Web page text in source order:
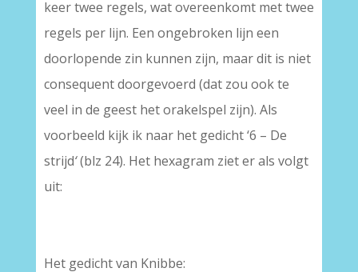
keer twee regels, wat overeenkomt met twee
regels per lijn. Een ongebroken lijn een
doorlopende zin kunnen zijn, maar dit is niet
consequent doorgevoerd (dat zou ook te
veel in de geest het orakelspel zijn). Als
voorbeeld kijk ik naar het gedicht ‘6 – De
strijd‘(blz 24). Het hexagram ziet er als volgt
uit:
Het gedicht van Knibbe: